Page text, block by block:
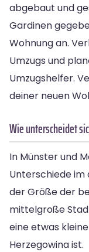
abgebaut und
Gardinen
Wohnung an.
Umzugs und
Umzugshelfer.
deiner neuen
Wie unterscheidet
In Münster und
Unterschiede im
der Größe der
mittelgroße
eine etwas
Herzegowina ist.